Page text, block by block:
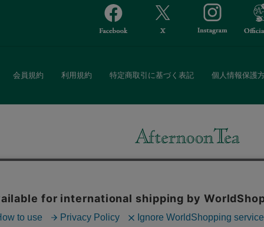
会員規約 利用規約 特定商取引に基づく表記 個人情報保護
また、ギフトセットなどギフトにぴったりの豊富な商品が
「ソーシャルギフト」サービスもご提供していま